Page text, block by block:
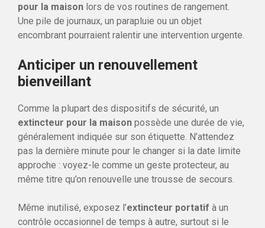
pour la maison lors de vos routines de rangement.
Une pile de journaux, un parapluie ou un objet
encombrant pourraient ralentir une intervention urgente.
Anticiper un renouvellement
bienveillant
Comme la plupart des dispositifs de sécurité, un
extincteur pour la maison possède une durée de vie,
généralement indiquée sur son étiquette. N’attendez
pas la dernière minute pour le changer si la date limite
approche : voyez-le comme un geste protecteur, au
même titre qu’on renouvelle une trousse de secours.
Même inutilisé, exposez l’extincteur portatif à un
contrôle occasionnel de temps à autre, surtout si le